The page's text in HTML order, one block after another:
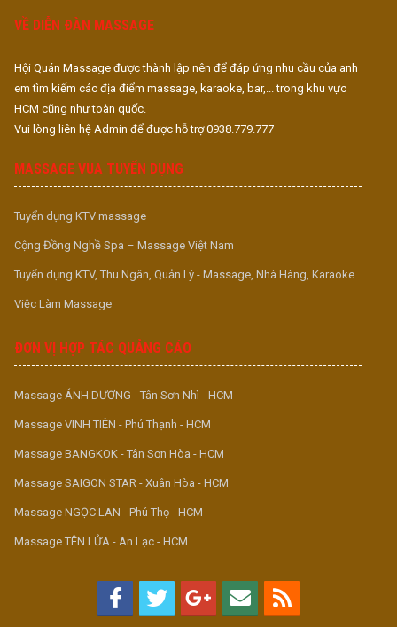
VỀ DIỄN ĐÀN MASSAGE
Hội Quán Massage được thành lập nên để đáp ứng nhu cầu của anh
em tìm kiếm các địa điểm massage, karaoke, bar,... trong khu vực
HCM cũng như toàn quốc.
Vui lòng liên hệ Admin để được hỗ trợ 0938.779.777
MASSAGE VUA TUYỂN DỤNG
Tuyển dụng KTV massage
Cộng Đồng Nghề Spa – Massage Việt Nam
Tuyển dụng KTV, Thu Ngân, Quản Lý - Massage, Nhà Hàng, Karaoke
Việc Làm Massage
ĐƠN VỊ HỢP TÁC QUẢNG CÁO
Massage ÁNH DƯƠNG - Tân Sơn Nhì - HCM
Massage VINH TIÊN - Phú Thạnh - HCM
Massage BANGKOK - Tân Sơn Hòa - HCM
Massage SAIGON STAR - Xuân Hòa - HCM
Massage NGỌC LAN - Phú Thọ - HCM
Massage TÊN LỬA - An Lạc - HCM